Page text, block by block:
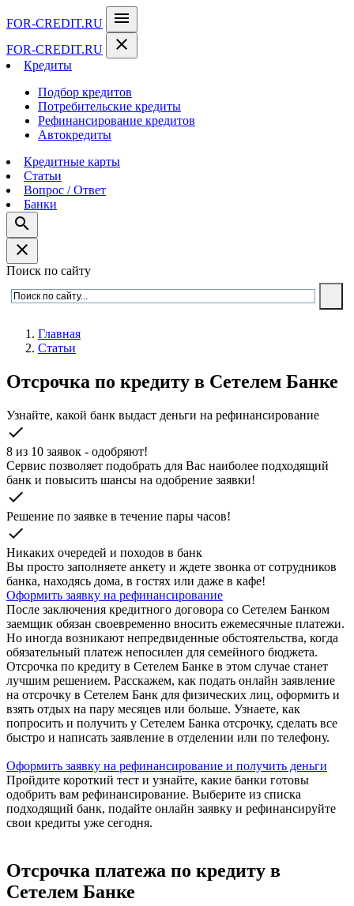
FOR-CREDIT.RU menu
FOR-CREDIT.RU close
Кредиты
Подбор кредитов
Потребительские кредиты
Рефинансирование кредитов
Автокредиты
Кредитные карты
Статьи
Вопрос / Ответ
Банки
search
close
Поиск по сайту
Главная
Статьи
Отсрочка по кредиту в Сетелем Банке
Узнайте, какой банк выдаст деньги на рефинансирование
check
8 из 10 заявок - одобряют!
Cервис позволяет подобрать для Вас наиболее подходящий
банк и повысить шансы на одобрение заявки!
check
Решение по заявке в течение пары часов!
check
Никаких очередей и походов в банк
Вы просто заполняете анкету и ждете звонка от сотрудников
банка, находясь дома, в гостях или даже в кафе!
Оформить заявку на рефинансирование
После заключения кредитного договора со Сетелем Банком
заемщик обязан своевременно вносить ежемесячные платежи.
Но иногда возникают непредвиденные обстоятельства, когда
обязательный платеж непосилен для семейного бюджета.
Отсрочка по кредиту в Сетелем Банке в этом случае станет
лучшим решением. Расскажем, как подать онлайн заявление
на отсрочку в Сетелем Банк для физических лиц, оформить и
взять отдых на пару месяцев или больше. Узнаете, как
попросить и получить у Сетелем Банка отсрочку, сделать все
быстро и написать заявление в отделении или по телефону.
Оформить заявку на рефинансирование и получить деньги
Пройдите короткий тест и узнайте, какие банки готовы
одобрить вам рефинансирование. Выберите из списка
подходящий банк, подайте онлайн заявку и рефинансируйте
свои кредиты уже сегодня.
Отсрочка платежа по кредиту в
Сетелем Банке